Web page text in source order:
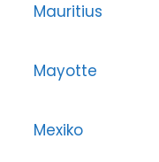
Mauritius
Mayotte
Mexiko